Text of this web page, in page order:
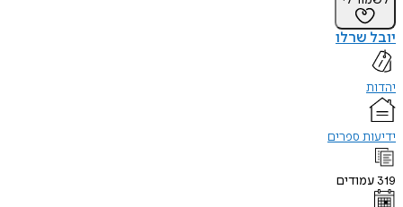
יובל שרלו
יהדות
ידיעות ספרים
319 עמודים